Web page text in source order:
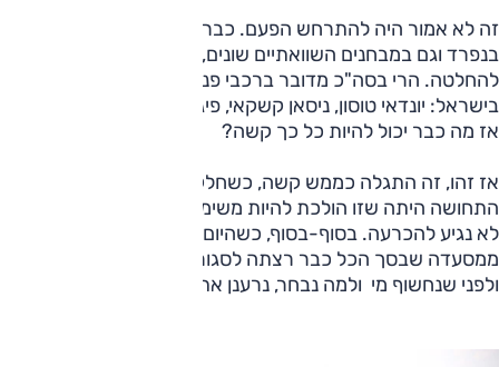
זה לא אמור היה להתרחש הפעם. כבר בחנו את הכלים האלה
בנפרד וגם במבחנים השוואתיים שונים, ותמיד הצלחנו להגיע
להחלטה. הרי בסה"כ מדובר ברכבי פנאי מוכרים לנו ומהנמכרים
אז מה כבר יכול להיות כל כך קשה?
אז זהו, זה התגלה כממש קשה, כשחלקים מסוימים לאורך היום
התחושה היתה שזו הולכת להיות משימה בלתי אפשרית ובחיים
לא נגיע להכרעה. בסוף-בסוף, כשהיום נגמר ואנחנו נזרקנו
ממסעדה שבסך הכל כבר רצתה לסגור, הצלחנו לבחור מנצח,
ולפני שנחשוף מי ולמה נבחר, נרענן את זיכרוננו עם המתמודדים.